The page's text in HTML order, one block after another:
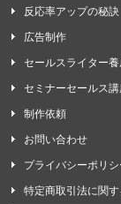
反応率アップの秘訣
広告制作
セールスライター
セミナーセールス
制作依頼
お問い合わせ
プライバシーポリシ
特定商取引法に関